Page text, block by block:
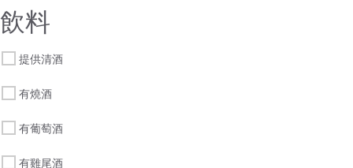
飲料
提供清酒
有燒酒
有葡萄酒
有雞尾酒